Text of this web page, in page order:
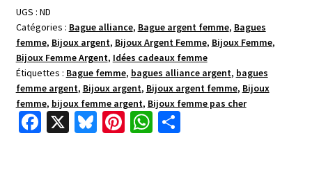
UGS : ND
Catégories : Bague alliance, Bague argent femme, Bagues
femme, Bijoux argent, Bijoux Argent Femme, Bijoux Femme,
Bijoux Femme Argent, Idées cadeaux femme
Étiquettes : Bague femme, bagues alliance argent, bagues
femme argent, Bijoux argent, Bijoux argent femme, Bijoux
femme, bijoux femme argent, Bijoux femme pas cher
Fa X Bl Pi W P